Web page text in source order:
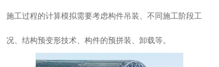
施工过程的计算模拟需要考虑构件吊装、不同施工阶段工
况、结构预变形技术、构件的预拼装、卸载等。